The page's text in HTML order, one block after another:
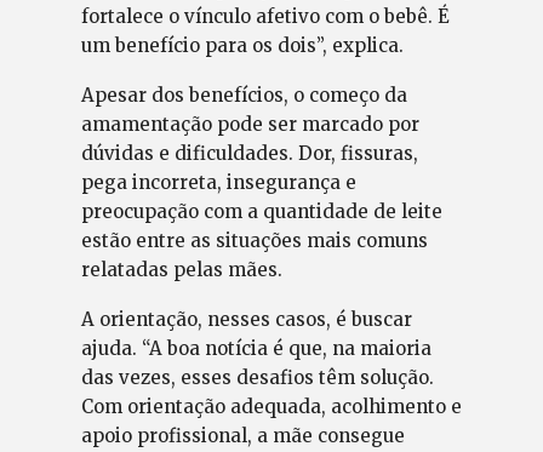
fortalece o vínculo afetivo com o bebê. É
um benefício para os dois”, explica.
Apesar dos benefícios, o começo da
amamentação pode ser marcado por
dúvidas e dificuldades. Dor, fissuras,
pega incorreta, insegurança e
preocupação com a quantidade de leite
estão entre as situações mais comuns
relatadas pelas mães.
A orientação, nesses casos, é buscar
ajuda. “A boa notícia é que, na maioria
das vezes, esses desafios têm solução.
Com orientação adequada, acolhimento e
apoio profissional, a mãe consegue